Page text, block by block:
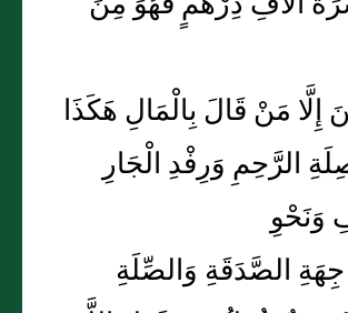
إِلَّا مَنْ قَالَ بِالْمَالِ هَكَذَا
الرَّحِمِ وَرِفْدِ الْجَارِ
وَنَحْوِ
الصَّدَقَةِ وَالصِّلَةِ